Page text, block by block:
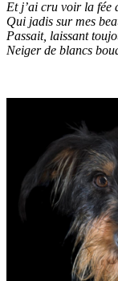
Et j’ai cru voir la fée
Qui jadis sur mes
Passait, laissant
Neiger de blancs